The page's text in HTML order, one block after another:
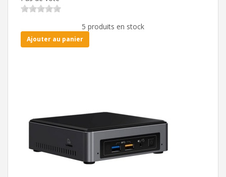
5 produits en stock
Ajouter au panier